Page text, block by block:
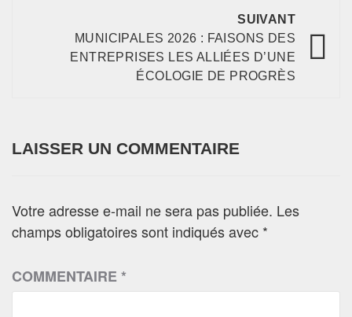
SUIVANT
MUNICIPALES 2026 : FAISONS DES
ENTREPRISES LES ALLIÉES D’UNE
ÉCOLOGIE DE PROGRÈS
LAISSER UN COMMENTAIRE
Votre adresse e-mail ne sera pas publiée. Les
champs obligatoires sont indiqués avec *
COMMENTAIRE*